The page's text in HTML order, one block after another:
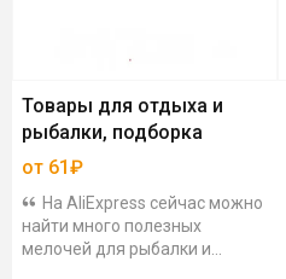
Товары для отдыха и
рыбалки, подборка
от 61₽
На AliExpress сейчас можно
найти много полезных
мелочей для рыбалки и